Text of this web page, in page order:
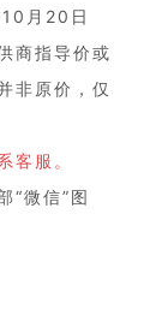
月20日
商指导价或
非原价，仅
客服。
“微信”图